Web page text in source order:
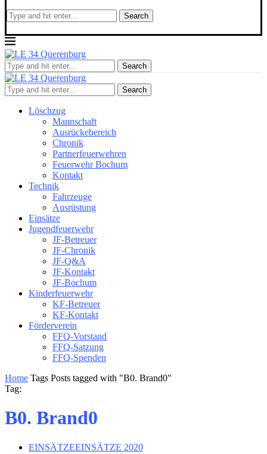
Search
Search
Search
Löschzug
Mannschaft
Ausrückebereich
Chronik
Partnerfeuerwehren
Feuerwehr Bochum
Kontakt
Technik
Fahrzeuge
Ausrüstung
Einsätze
Jugendfeuerwehr
JF-Betreuer
JF-Chronik
JF-Q&A
JF-Kontakt
JF-Bochum
Kinderfeuerwehr
KF-Betreuer
KF-Kontakt
Förderverein
FFQ-Vorstand
FFQ-Satzung
FFQ-Spenden
Home Tags Posts tagged with "B0. Brand0"
Tag:
B0. Brand0
EINSÄTZEEINSÄTZE 2020